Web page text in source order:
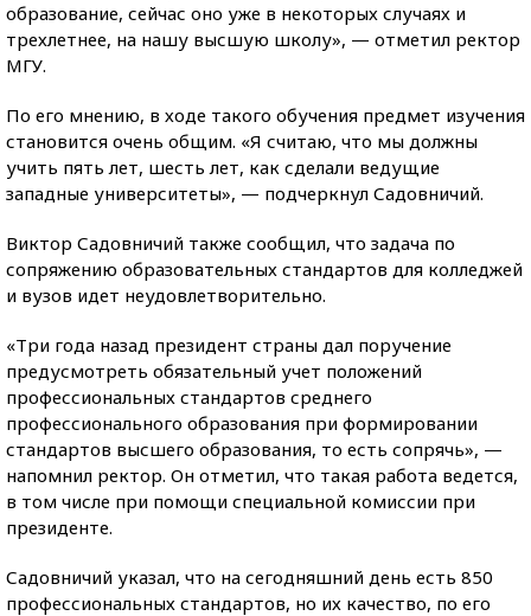
образование, сейчас оно уже в некоторых случаях и
трехлетнее, на нашу высшую школу», — отметил ректор
МГУ.
По его мнению, в ходе такого обучения предмет изучения
становится очень общим. «Я считаю, что мы должны
учить пять лет, шесть лет, как сделали ведущие
западные университеты», — подчеркнул Садовничий.
Виктор Садовничий также сообщил, что задача по
сопряжению образовательных стандартов для колледжей
и вузов идет неудовлетворительно.
«Три года назад президент страны дал поручение
предусмотреть обязательный учет положений
профессиональных стандартов среднего
профессионального образования при формировании
стандартов высшего образования, то есть сопрячь», —
напомнил ректор. Он отметил, что такая работа ведется,
в том числе при помощи специальной комиссии при
президенте.
Садовничий указал, что на сегодняшний день есть 850
профессиональных стандартов, но их качество, по его